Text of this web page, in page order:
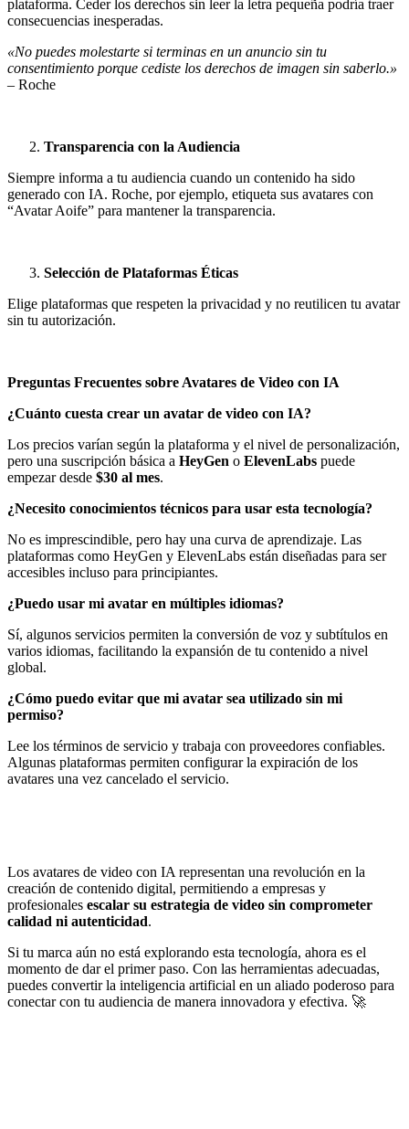
plataforma. Ceder los derechos sin leer la letra pequeña podría traer
consecuencias inesperadas.
«No puedes molestarte si terminas en un anuncio sin tu
consentimiento porque cediste los derechos de imagen sin saberlo.»
– Roche
Transparencia con la Audiencia
Siempre informa a tu audiencia cuando un contenido ha sido
generado con IA. Roche, por ejemplo, etiqueta sus avatares con
“Avatar Aoife” para mantener la transparencia.
Selección de Plataformas Éticas
Elige plataformas que respeten la privacidad y no reutilicen tu avatar
sin tu autorización.
Preguntas Frecuentes sobre Avatares de Video con IA
¿Cuánto cuesta crear un avatar de video con IA?
Los precios varían según la plataforma y el nivel de personalización,
pero una suscripción básica a HeyGen o ElevenLabs puede
empezar desde $30 al mes.
¿Necesito conocimientos técnicos para usar esta tecnología?
No es imprescindible, pero hay una curva de aprendizaje. Las
plataformas como HeyGen y ElevenLabs están diseñadas para ser
accesibles incluso para principiantes.
¿Puedo usar mi avatar en múltiples idiomas?
Sí, algunos servicios permiten la conversión de voz y subtítulos en
varios idiomas, facilitando la expansión de tu contenido a nivel
global.
¿Cómo puedo evitar que mi avatar sea utilizado sin mi
permiso?
Lee los términos de servicio y trabaja con proveedores confiables.
Algunas plataformas permiten configurar la expiración de los
avatares una vez cancelado el servicio.
Los avatares de video con IA representan una revolución en la
creación de contenido digital, permitiendo a empresas y
profesionales escalar su estrategia de video sin comprometer
calidad ni autenticidad.
Si tu marca aún no está explorando esta tecnología, ahora es el
momento de dar el primer paso. Con las herramientas adecuadas,
puedes convertir la inteligencia artificial en un aliado poderoso para
conectar con tu audiencia de manera innovadora y efectiva. 🚀